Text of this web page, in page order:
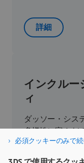
詳細
インクルー
ィ
ダッソー・シス
多様性に富んだ
す。
必須クッキーのみで